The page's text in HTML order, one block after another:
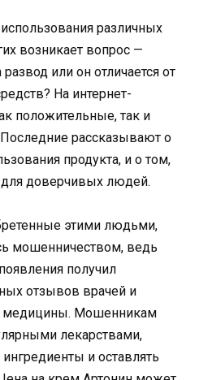
различных
возникает вопрос —
или он отличается от
На интернет-
положительные, так и
рассказывают о
продукта, и о том,
для доверчивых людей.
этими людьми,
мошенничеством, ведь
получил
отзывов врачей и
медицины. Мошенникам
лекарствами,
и оставлять